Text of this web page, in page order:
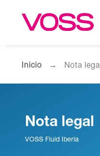
Inicio → Nota legal
Nota legal
VOSS Fluid Iberia